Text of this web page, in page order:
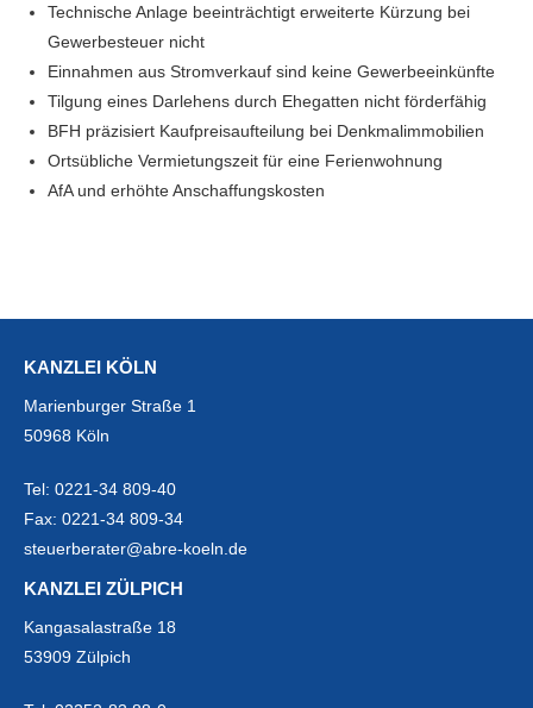
Technische Anlage beeinträchtigt erweiterte Kürzung bei
Gewerbesteuer nicht
Einnahmen aus Stromverkauf sind keine Gewerbeeinkünfte
Tilgung eines Darlehens durch Ehegatten nicht förderfähig
BFH präzisiert Kaufpreisaufteilung bei Denkmalimmobilien
Ortsübliche Vermietungszeit für eine Ferienwohnung
AfA und erhöhte Anschaffungskosten
KANZLEI KÖLN
Marienburger Straße 1
50968 Köln
Tel: 0221-34 809-40
Fax: 0221-34 809-34
steuerberater@abre-koeln.de
KANZLEI ZÜLPICH
Kangasalastraße 18
53909 Zülpich